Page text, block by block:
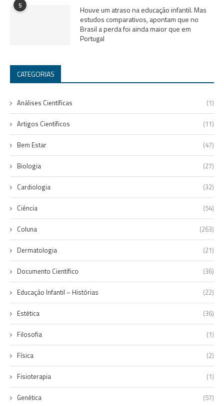
5
Houve um atraso na educação infantil. Mas
estudos comparativos, apontam que no
Brasil a perda foi ainda maior que em
Portugal
CATEGORIAS
Análises Científicas (1)
Artigos Científicos (11)
Bem Estar (47)
Biologia (27)
Cardiologia (32)
Ciência (54)
Coluna (263)
Dermatologia (21)
Documento Científico (36)
Educação Infantil – Histórias (22)
Estética (36)
Filosofia (1)
Física (2)
Fisioterapia (1)
Genética (57)